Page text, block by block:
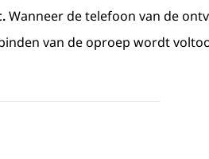
Wanneer de telefoon van de
van de oproep wordt